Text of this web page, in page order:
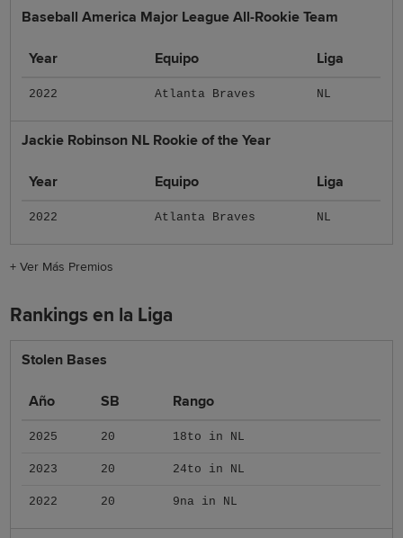
Baseball America Major League All-Rookie Team
Year Equipo Liga
2022 Atlanta Braves NL
Jackie Robinson NL Rookie of the Year
Year Equipo Liga
2022 Atlanta Braves NL
+Ver Más Premios
Rankings en la Liga
Stolen Bases
Año SB Rango
2025 20 18to in NL
2023 20 24to in NL
2022 20 9na in NL